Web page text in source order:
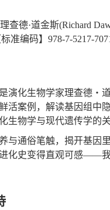
理查德·道金斯(Richard
标准编码】 978-7-5217-
演化生物学家理查德・
活案例，解读基因组中
生物学与现代遗传学的
与通俗笔触，揭开基因
化史变得直观可感——